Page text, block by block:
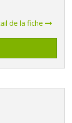
de la fiche